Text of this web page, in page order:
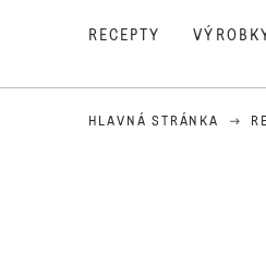
RECEPTY
HLAVNÁ STRÁNKA